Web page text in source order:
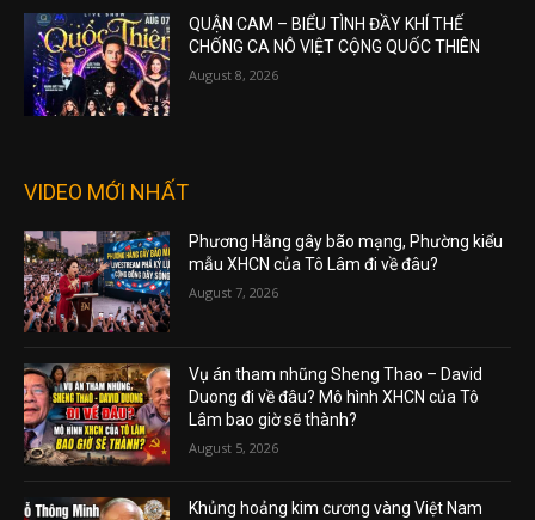
QUẬN CAM – BIỂU TÌNH ĐẦY KHÍ THẾ
CHỐNG CA NÔ VIỆT CỘNG QUỐC THIÊN
August 8, 2026
VIDEO MỚI NHẤT
Phương Hằng gây bão mạng, Phường kiểu
mẫu XHCN của Tô Lâm đi về đâu?
August 7, 2026
Vụ án tham nhũng Sheng Thao – David
Duong đi về đâu? Mô hình XHCN của Tô
Lâm bao giờ sẽ thành?
August 5, 2026
Khủng hoảng kim cương vàng Việt Nam